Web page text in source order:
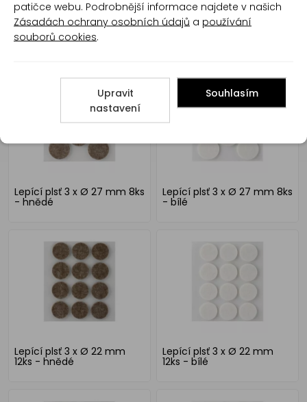
Lepící plsť 3 x 17 x 17 mm
20ks - hnědé
Lepící plsť 3 x 17 x 17 mm
Lepící plsť 3 x Ø 27 mm 8ks
- hnědé
Lepící plsť 3 x Ø 27 mm 8ks
- bílé
Lepící plsť 3 x Ø 22 mm
12ks - hnědé
Lepící plsť 3 x Ø 22 mm
12ks - bílé
patičce webu. Podrobnější informace najdete v našich
Zásadách ochrany osobních údajů a používání
souborů cookies.
Upravit
nastavení
Souhlasím